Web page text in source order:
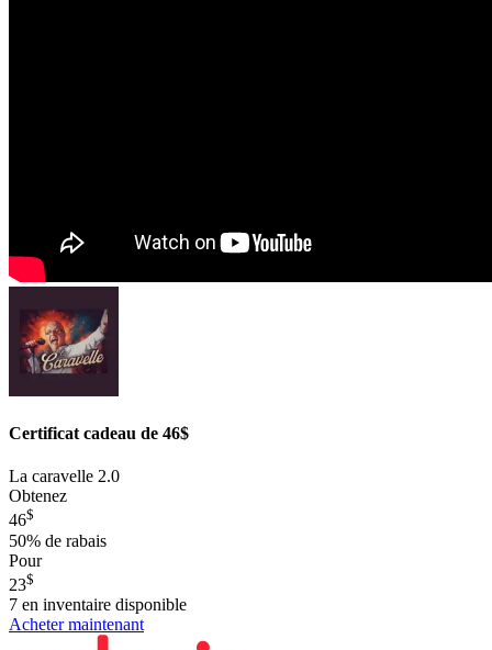
Certificat cadeau de 46$
La caravelle 2.0
Obtenez
46$
50% de rabais
Pour
23$
7 en inventaire disponible
Acheter maintenant